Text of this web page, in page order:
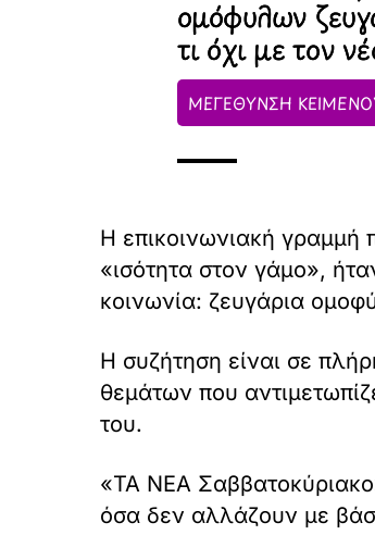
ομόφυλων
τι όχι με τον
ΜΕΓΕΘΥΝΣΗ
Η επικοινωνιακή γραμμή
«ισότητα στον γάμο»,
κοινωνία: ζευγάρια
Η συζήτηση είναι σε
θεμάτων που
του.
«ΤΑ ΝΕΑ
όσα δεν αλλάζουν με